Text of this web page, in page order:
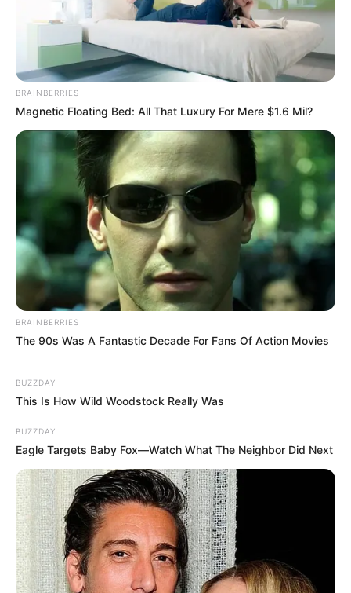
BRAINBERRIES
Magnetic Floating Bed: All That Luxury For Mere $1.6 Mil?
BRAINBERRIES
The 90s Was A Fantastic Decade For Fans Of Action Movies
BUZZDAY
This Is How Wild Woodstock Really Was
BUZZDAY
Eagle Targets Baby Fox—Watch What The Neighbor Did Next